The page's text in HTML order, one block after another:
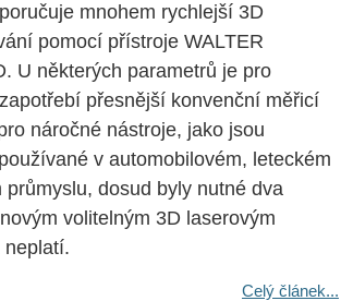
mnohem rychlejší 3D
pomocí přístroje WALTER
U některých parametrů je pro
přesnější konvenční měřicí
náročné nástroje, jako jsou
v automobilovém, leteckém
průmyslu, dosud byly nutné dva
volitelným 3D laserovým
neplatí.
Celý článek...